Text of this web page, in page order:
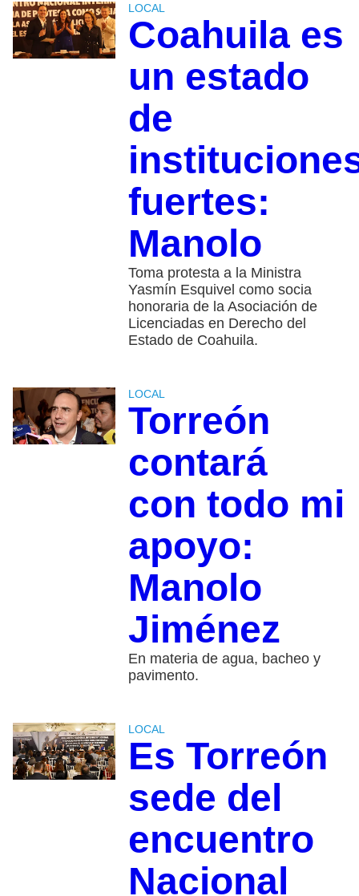
LOCAL
Coahuila es
un estado
de
fuertes:
Manolo
Toma protesta a la Ministra
Yasmín Esquivel como socia
honoraria de la Asociación de
Licenciadas en Derecho del
Estado de Coahuila.
LOCAL
Torreón
contará
con todo mi
apoyo:
Manolo
Jiménez
En materia de agua, bacheo y
pavimento.
LOCAL
Es Torreón
sede del
encuentro
Nacional